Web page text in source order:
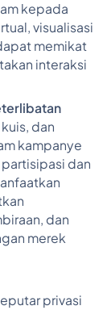
kepada
visualisasi
memikat
interaksi
dan
kampanye
dan
dan
merek
privasi